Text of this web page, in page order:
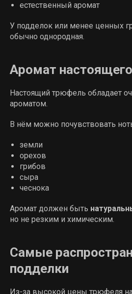
естественный аромат
У подделок или менее ценных
обычно однородная.
Аромат
Настоящий трюфель обладает
ароматом.
В нём можно почувствовать
земли
орехов
грибов
сыра
чеснока
Аромат должен быть
но не резким и химическим.
Самые
подделки
Из-за высокой цены трюфеля